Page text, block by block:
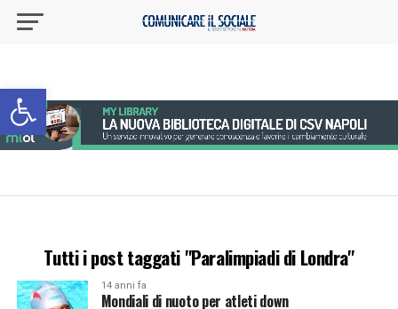
Apri la barra degli strumenti
Tutti i post taggati "Paralimpiadi di Londra"
14 anni fa
Mondiali di nuoto per atleti down